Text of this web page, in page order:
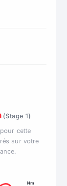
(Stage 1)
cette
sur votre
Nm